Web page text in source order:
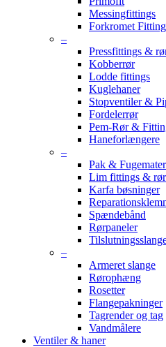
Messingfittings
Forkromet
–
Pressfittings &
Kobberrør
Lodde fittings
Kuglehaner
Stopventiler &
Fordelerrør
Pem-Rør &
Haneforlængere
–
Pak &
Lim fittings & rør
Karfa bøsninger
Spændebånd
Rørpaneler
–
Armeret slange
Rørophæng
Rosetter
Flangepakninger
Tagrender og tag
Vandmålere
Ventiler & haner